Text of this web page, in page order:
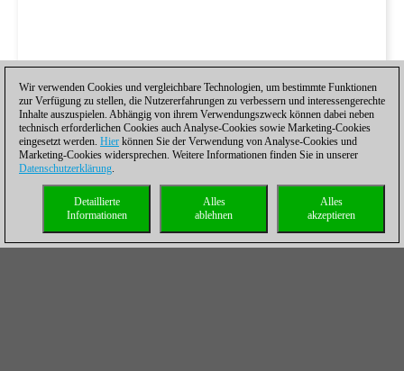
Wir verwenden Cookies und vergleichbare Technologien, um bestimmte Funktionen
zur Verfügung zu stellen, die Nutzererfahrungen zu verbessern und interessengerechte
Inhalte auszuspielen. Abhängig von ihrem Verwendungszweck können dabei neben
technisch erforderlichen Cookies auch Analyse-Cookies sowie Marketing-Cookies
eingesetzt werden. Hier können Sie der Verwendung von Analyse-Cookies und
Marketing-Cookies widersprechen. Weitere Informationen finden Sie in unserer
Datenschutzerklärung.
Alles
akzeptieren
Alles
ablehnen
Detaillierte
Informationen